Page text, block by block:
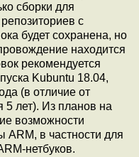
сборки для
с
будет сохранена, но
находится
рекомендуется
Kubuntu 18.04,
(в отличие от
5 лет). Из планов на
возможности
ARM, в частности для
нетбуков.